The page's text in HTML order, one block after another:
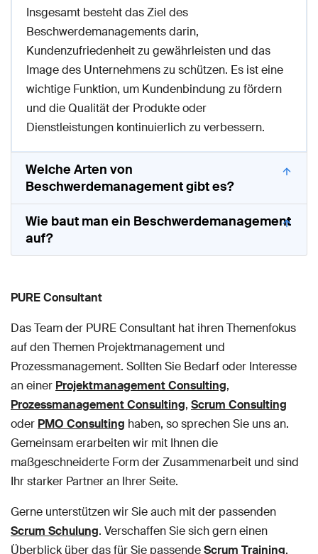
Insgesamt besteht das Ziel des
Beschwerdemanagements darin,
Kundenzufriedenheit zu gewährleisten und das
Image des Unternehmens zu schützen. Es ist eine
wichtige Funktion, um Kundenbindung zu fördern
und die Qualität der Produkte oder
Dienstleistungen kontinuierlich zu verbessern.
Welche Arten von
Beschwerdemanagement gibt es?
Wie baut man ein Beschwerdemanagement
auf?
PURE Consultant
Das Team der PURE Consultant hat ihren Themenfokus
auf den Themen Projektmanagement und
Prozessmanagement. Sollten Sie Bedarf oder Interesse
an einer Projektmanagement Consulting,
Prozessmanagement Consulting, Scrum Consulting
oder PMO Consulting haben, so sprechen Sie uns an.
Gemeinsam erarbeiten wir mit Ihnen die
maßgeschneiderte Form der Zusammenarbeit und sind
Ihr starker Partner an Ihrer Seite.
Gerne unterstützen wir Sie auch mit der passenden
Scrum Schulung. Verschaffen Sie sich gern einen
Überblick über das für Sie passendeScrum Training.